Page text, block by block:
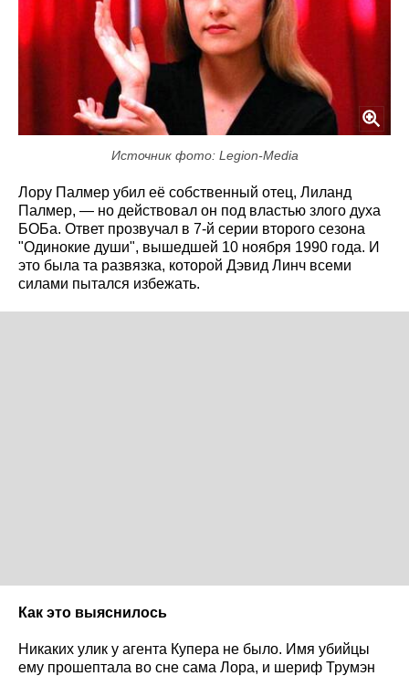
Источник фото: Legion-Media
Лору Палмер убил её собственный отец, Лиланд
Палмер, — но действовал он под властью злого духа
БОБа. Ответ прозвучал в 7-й серии второго сезона
"Одинокие души", вышедшей 10 ноября 1990 года. И
это была та развязка, которой Дэвид Линч всеми
силами пытался избежать.
Как это выяснилось
Никаких улик у агента Купера не было. Имя убийцы
ему прошептала во сне сама Лора, и шериф Трумэн